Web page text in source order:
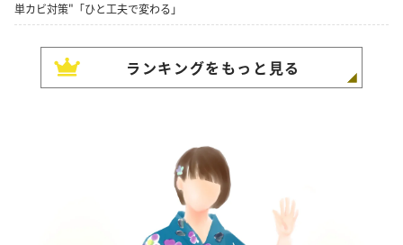
単カビ対策"「ひと工夫で変わる」
ランキングをもっと見る